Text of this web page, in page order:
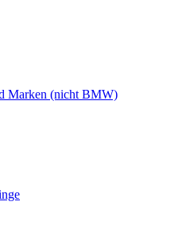
Marken (nicht BMW)